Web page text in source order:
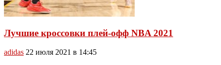
Лучшие кроссовки плей-офф NBA 2021
adidas 22 июля 2021 в 14:45